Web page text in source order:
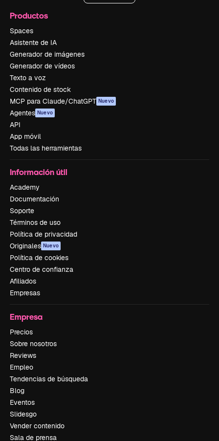
Productos
Spaces
Asistente de IA
Generador de imágenes
Generador de vídeos
Texto a voz
Contenido de stock
MCP para Claude/ChatGPT Nuevo
Agentes Nuevo
API
App móvil
Todas las herramientas
Información útil
Academy
Documentación
Soporte
Términos de uso
Política de privacidad
Originales Nuevo
Política de cookies
Centro de confianza
Afiliados
Empresas
Empresa
Precios
Sobre nosotros
Reviews
Empleo
Tendencias de búsqueda
Blog
Eventos
Slidesgo
Vender contenido
Sala de prensa